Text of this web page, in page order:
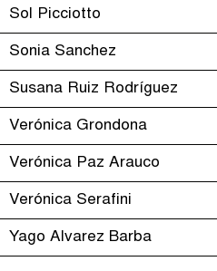
Sol Picciotto
Sonia Sanchez
Susana Ruiz Rodríguez
Verónica Grondona
Verónica Paz Arauco
Verónica Serafini
Yago Alvarez Barba